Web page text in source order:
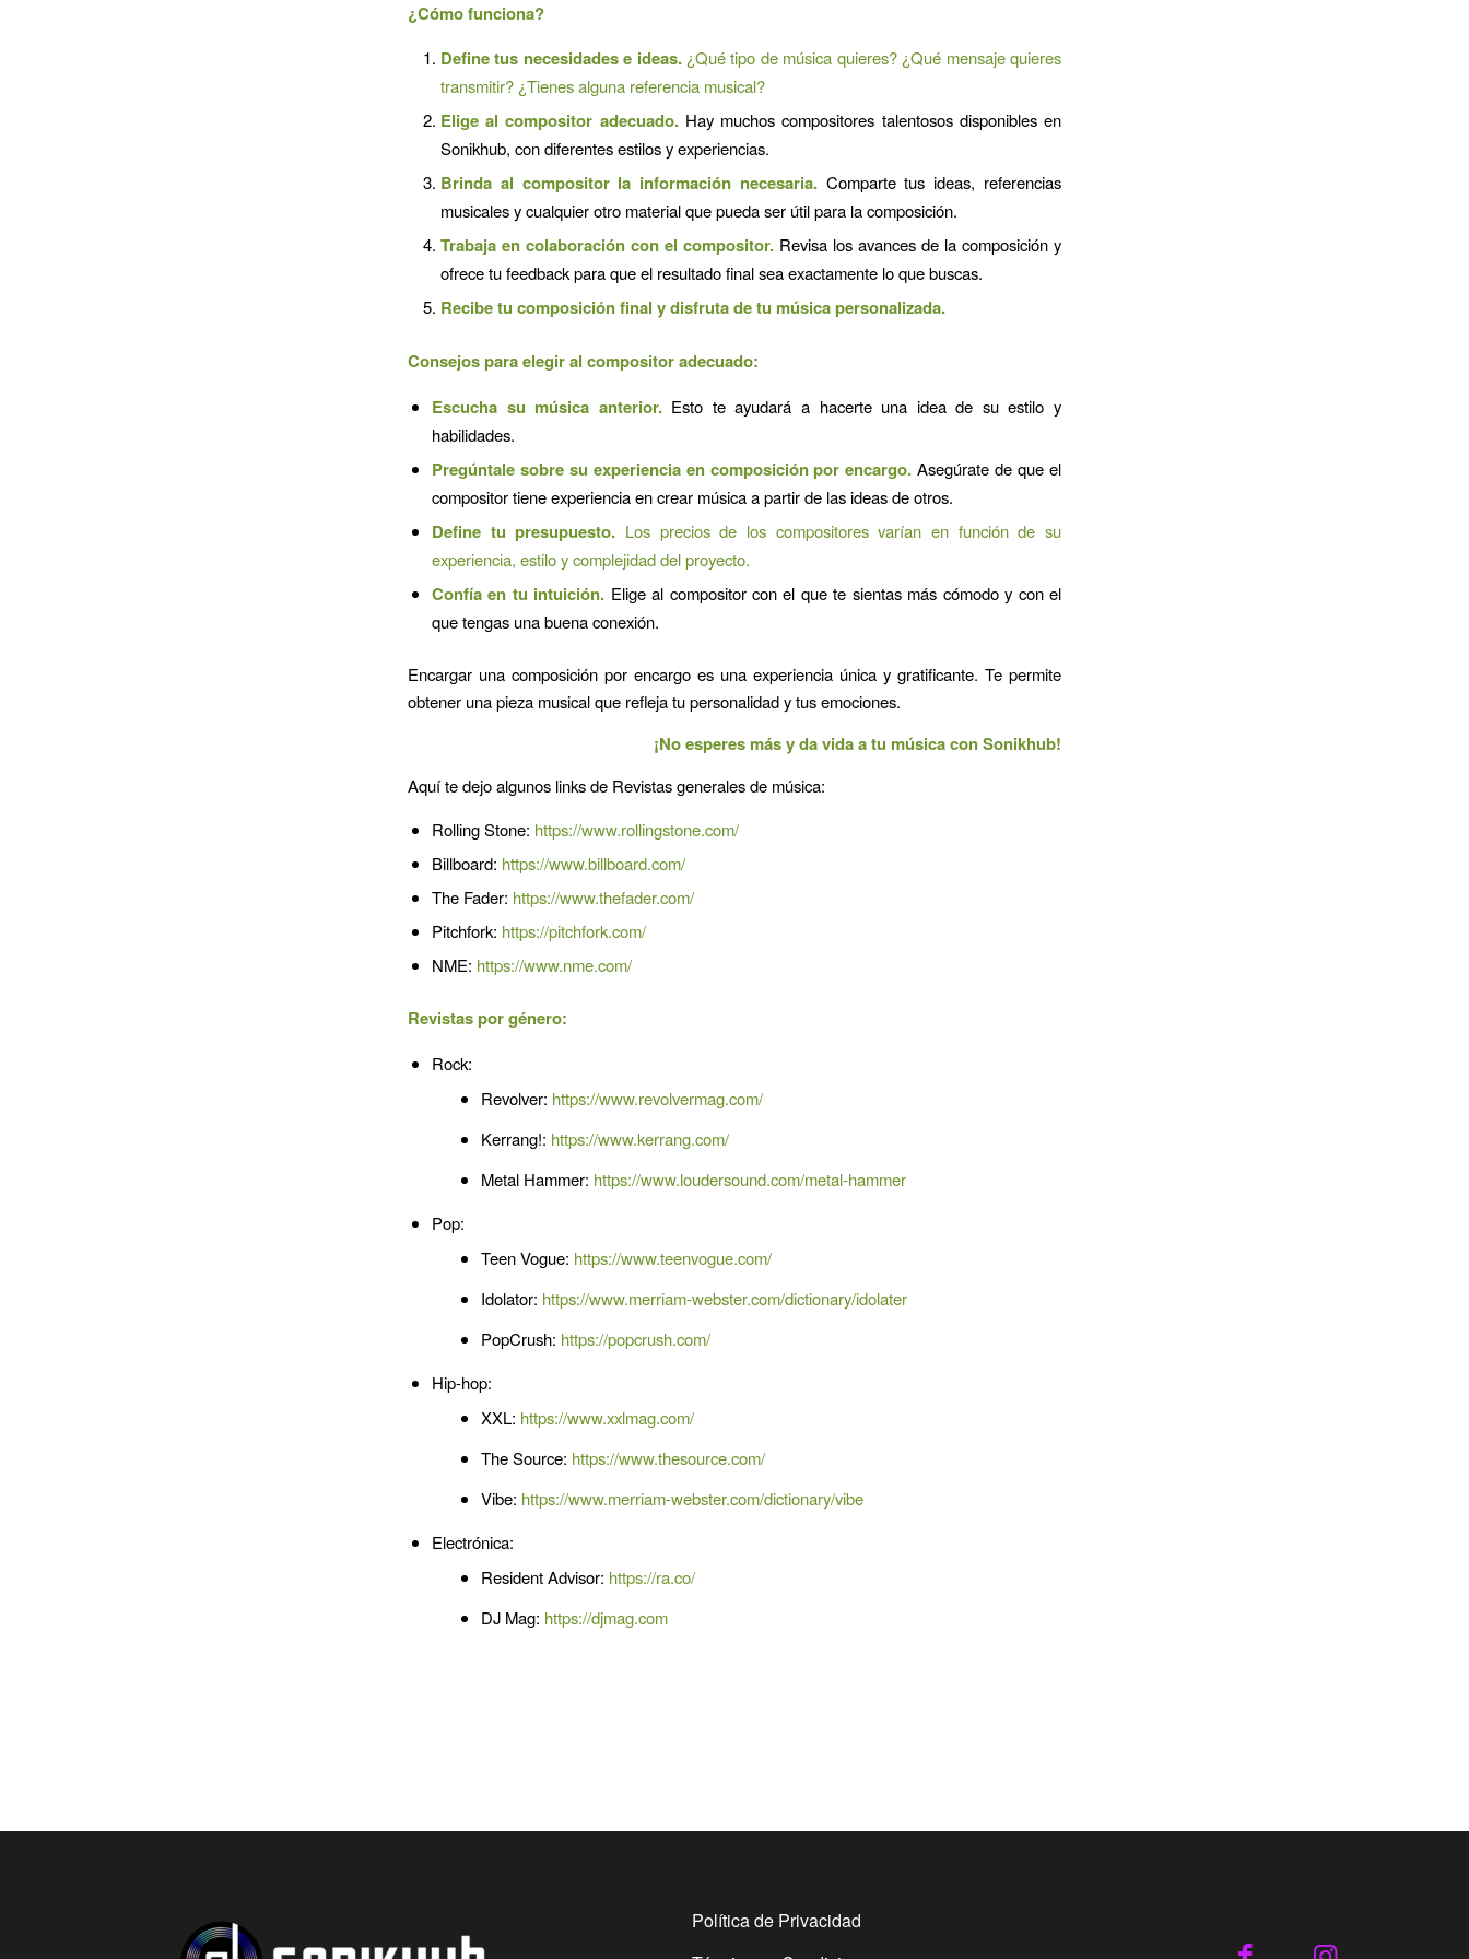
¿Cómo funciona?
Define tus necesidades e ideas. ¿Qué tipo de música quieres? ¿Qué mensaje quieres
transmitir? ¿Tienes alguna referencia musical?
Elige al compositor adecuado.Hay muchos compositores talentosos disponibles en
Sonikhub, con diferentes estilos y experiencias.
Brinda al compositor la información necesaria.Comparte tus ideas, referencias
musicales y cualquier otro material que pueda ser útil para la composición.
Trabaja en colaboración con el compositor.Revisa los avances de la composición y
ofrece tu feedback para que el resultado final sea exactamente lo que buscas.
Recibe tu composición final y disfruta de tu música personalizada.
Consejos para elegir al compositor adecuado:
Escucha su música anterior.Esto te ayudará a hacerte una idea de su estilo y
habilidades.
Pregúntale sobre su experiencia en composición por encargo. Asegúrate de que el
compositor tiene experiencia en crear música a partir de las ideas de otros.
Define tu presupuesto. Los precios de los compositores varían en función de su
experiencia, estilo y complejidad del proyecto.
Confía en tu intuición. Elige al compositor con el que te sientas más cómodo y con el
que tengas una buena conexión.
Encargar una composición por encargo es una experiencia única y gratificante. Te permite
obtener una pieza musical que refleja tu personalidad y tus emociones.
¡No esperes más y da vida a tu música con Sonikhub!
Aquí te dejo algunos links de Revistas generales de música:
Rolling Stone: https://www.rollingstone.com/
Billboard: https://www.billboard.com/
The Fader: https://www.thefader.com/
Pitchfork: https://pitchfork.com/
NME: https://www.nme.com/
Revistas por género:
Rock:
Revolver: https://www.revolvermag.com/
Kerrang!: https://www.kerrang.com/
Metal Hammer: https://www.loudersound.com/metal-hammer
Pop:
Teen Vogue: https://www.teenvogue.com/
Idolator: https://www.merriam-webster.com/dictionary/idolater
PopCrush: https://popcrush.com/
Hip-hop:
XXL: https://www.xxlmag.com/
The Source: https://www.thesource.com/
Vibe: https://www.merriam-webster.com/dictionary/vibe
Electrónica:
Resident Advisor: https://ra.co/
DJ Mag: https://djmag.com
Política de Privacidad